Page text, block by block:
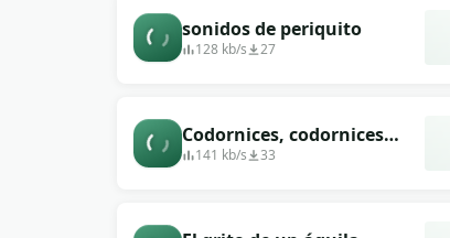
sonidos de periquito
128 kb/s 27
Codornices, codornices
cantando
141 kb/s 33